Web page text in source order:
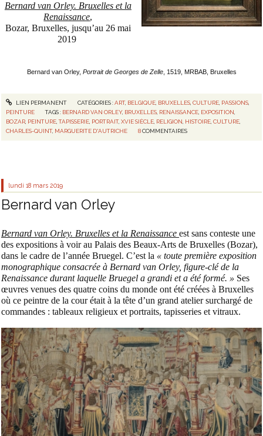
Bernard van Orley. Bruxelles et la
Renaissance,
Bozar, Bruxelles, jusqu’au 26 mai
2019
Bernard van Orley, Portrait de Georges de Zelle, 1519, MRBAB, Bruxelles
LIEN PERMANENT CATÉGORIES :ART, BELGIQUE, BRUXELLES, CULTURE, PASSIONS,
PEINTURE
TAGS : BERNARD VAN ORLEY, BRUXELLES RENAISSANCE EXPOSITION
BOZAR PEINTURE ,TAPISSERIE PORTRAIT,XVIE SIÈCLE RELIGION HISTOIRE ,CULTURE
CHARLES-QUINT, MARGUERITE D'AUTRICHE 8 COMMENTAIRES
lundi 18 mars 2019
Bernard van Orley
Bernard van Orley. Bruxelles et la Renaissance est sans conteste une
des expositions à voir au Palais des Beaux-Arts de Bruxelles (Bozar),
dans le cadre de l’année Bruegel. C’est la « toute première exposition
monographique consacrée à Bernard van Orley, figure-clé de la
Renaissance durant laquelle Bruegel a grandi et a été formé. » Ses
œuvres venues des quatre coins du monde ont été créées à Bruxelles
où ce peintre de la cour était à la tête d’un grand atelier surchargé de
commandes : tableaux religieux et portraits, tapisseries et vitraux.